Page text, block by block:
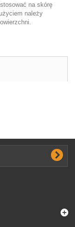
na skórę
należy